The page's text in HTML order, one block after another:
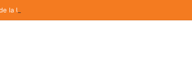
la UDLAP destacan en el MUTVI 2026